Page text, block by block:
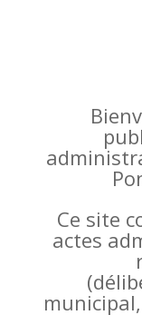
Ce site
actes
(